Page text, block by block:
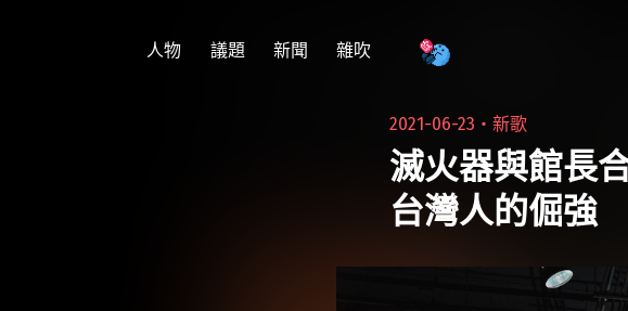
人物 議題 新聞 雜吹
2021-06-23・新歌
滅火器與館長
台灣人的倔強